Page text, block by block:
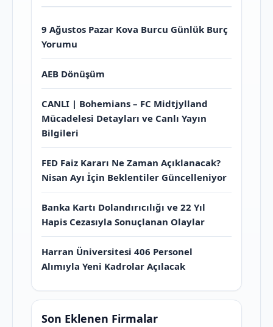
9 Ağustos Pazar Kova Burcu Günlük Burç
Yorumu
AEB Dönüşüm
CANLI | Bohemians – FC Midtjylland
Mücadelesi Detayları ve Canlı Yayın
Bilgileri
FED Faiz Kararı Ne Zaman Açıklanacak?
Nisan Ayı İçin Beklentiler Güncelleniyor
Banka Kartı Dolandırıcılığı ve 22 Yıl
Hapis Cezasıyla Sonuçlanan Olaylar
Harran Üniversitesi 406 Personel
Alımıyla Yeni Kadrolar Açılacak
Son Eklenen Firmalar